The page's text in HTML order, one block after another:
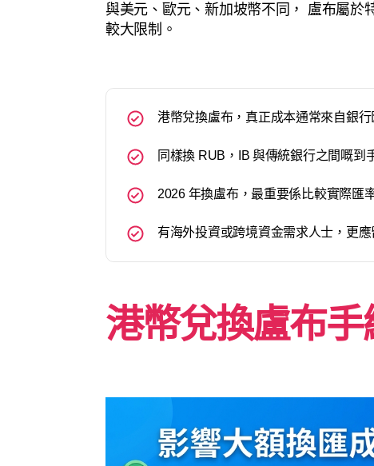
與美元、歐元、新加坡幣不同， 盧布屬於
較大限制。
港幣兌換盧布，真正成本通常來自銀
同樣換 RUB，IB 與傳統銀行之間嘅到
2026 年換盧布，最重要係比較實際匯
有海外投資或跨境資金需求人士，更
港幣兌換盧布手